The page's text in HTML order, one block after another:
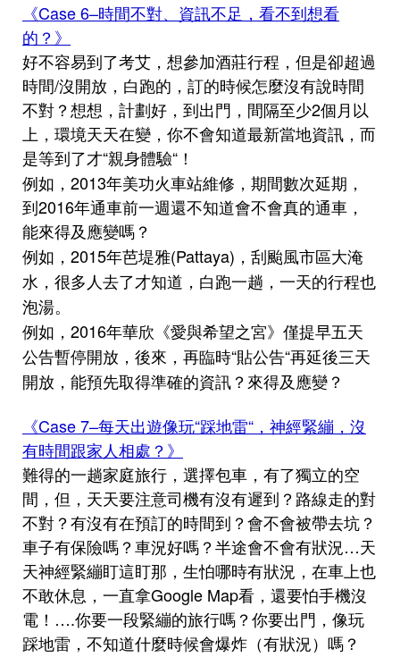
《Case 6–時間不對、資訊不足，看不到想看
的？》
好不容易到了考艾，想參加酒莊行程，但是卻超過
時間/沒開放，白跑的，訂的時候怎麼沒有說時間
不對？想想，計劃好，到出門，間隔至少2個月以
上，環境天天在變，你不會知道最新當地資訊，而
是等到了才“親身體驗“！
例如，2013年美功火車站維修 ，期間數次延期 ，
到2016年通車前一週還不知道會不會真的通車，
能來得及應變嗎？
例如，2015年芭堤雅(Pattaya)，刮颱風市區大淹
水，很多人去了才知道，白跑一趟，一天的行程也
泡湯。
例如，2016年華欣《愛與希望之宮》僅提早五天
公告暫停開放，後來，再臨時“貼公告“再延後三天
開放，能預先取得準確的資訊？來得及應變？
《Case 7–每天出遊像玩“踩地雷“，神經緊繃，沒
有時間跟家人相處？》
難得的一趟家庭旅行，選擇包車，有了獨立的空
間，但，天天要注意司機有沒有遲到？路線走的對
不對？有沒有在預訂的時間到？會不會被帶去坑？
車子有保險嗎？車況好嗎？半途會不會有狀況…天
天神經緊繃盯這盯那，生怕哪時有狀況，在車上也
不敢休息，一直拿Google Map看，還要怕手機沒
電！….你要一段緊繃的旅行嗎？你要出門，像玩
踩地雷，不知道什麼時候會爆炸（有狀況）嗎？